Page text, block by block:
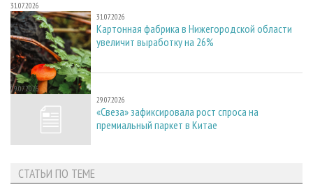
31.07.2026
31.07.2026
Картонная фабрика в Нижегородской области
увеличит выработку на 26%
29.07.2026
29.07.2026
«Свеза» зафиксировала рост спроса на
премиальный паркет в Китае
СТАТЬИ ПО ТЕМЕ